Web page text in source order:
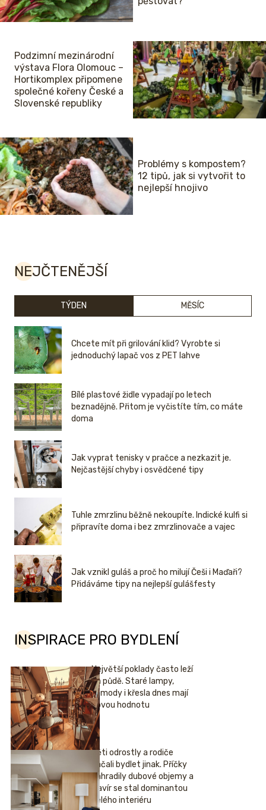
Podzimní mezinárodní
výstava Flora Olomouc –
Hortikomplex připomene
společné kořeny České a
Slovenské republiky
Problémy s kompostem?
12 tipů, jak si vytvořit to
nejlepší hnojivo
NEJČTENĚJŠÍ
TÝDEN MĚSÍC
Chcete mít při grilování klid? Vyrobte si
jednoduchý lapač vos z PET lahve
Bílé plastové židle vypadají po letech
beznadějně. Přitom je vyčistíte tím, co máte
doma
Jak vyprat tenisky v pračce a nezkazit je.
Nejčastější chyby i osvědčené tipy
Tuhle zmrzlinu běžně nekoupíte. Indické kulfi si
připravíte doma i bez zmrzlinovače a vajec
Jak vznikl guláš a proč ho milují Češi i Maďaři?
Přidáváme tipy na nejlepší gulášfesty
INSPIRACE PRO BYDLENÍ
Největší poklady často leží
na půdě. Staré lampy,
komody i křesla dnes mají
novou hodnotu
Děti odrostly a rodiče
začali bydlet jinak. Příčky
nahradily dubové objemy a
klavír se stal dominantou
celého interiéru